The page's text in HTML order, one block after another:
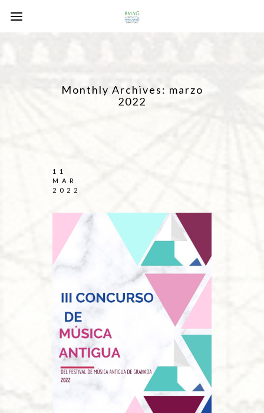
Monthly Archives: marzo
2022
11
MAR
2022